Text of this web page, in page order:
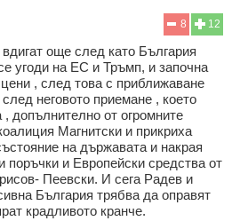
12
8
още след като България
угоди на ЕС и Тръмп, и започна
, след това с приближаване
неговото приемане , което
допълнително от огромните
Магнитски и прикриха
на държавата и накрая
поръчки и Европейски средства от
Пеевски. И сега Радев и
България трябва да оправят
крадливото кранче.